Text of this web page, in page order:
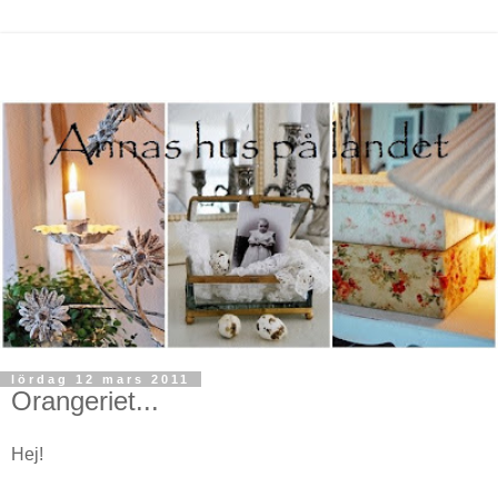
lördag 12 mars 2011
Orangeriet...
Hej!